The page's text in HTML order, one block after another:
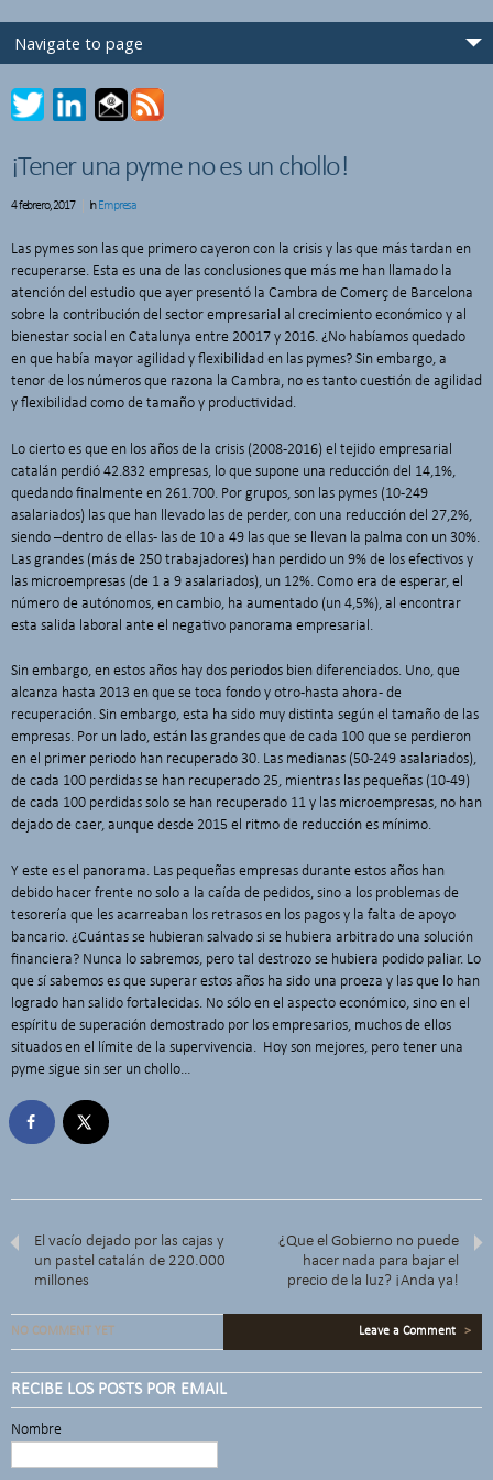
¡Tener una pyme no es un chollo!
4 febrero, 2017 In Empresa
Las pymes son las que primero cayeron con la crisis y las que más tardan en
recuperarse. Esta es una de las conclusiones que más me han llamado la
atención del estudio que ayer presentó la Cambra de Comerç de Barcelona
sobre la contribución del sector empresarial al crecimiento económico y al
bienestar social en Catalunya entre 20017 y 2016. ¿No habíamos quedado
en que había mayor agilidad y flexibilidad en las pymes? Sin embargo, a
tenor de los números que razona la Cambra, no es tanto cuestión de agilidad
y flexibilidad como de tamaño y productividad.
Lo cierto es que en los años de la crisis (2008-2016) el tejido empresarial
catalán perdió 42.832 empresas, lo que supone una reducción del 14,1%,
quedando finalmente en 261.700. Por grupos, son las pymes (10-249
asalariados) las que han llevado las de perder, con una reducción del 27,2%,
siendo –dentro de ellas- las de 10 a 49 las que se llevan la palma con un 30%.
Las grandes (más de 250 trabajadores) han perdido un 9% de los efectivos y
las microempresas (de 1 a 9 asalariados), un 12%. Como era de esperar, el
número de autónomos, en cambio, ha aumentado (un 4,5%), al encontrar
esta salida laboral ante el negativo panorama empresarial.
Sin embargo, en estos años hay dos periodos bien diferenciados. Uno, que
alcanza hasta 2013 en que se toca fondo y otro -hasta ahora- de
recuperación. Sin embargo, esta ha sido muy distinta según el tamaño de las
empresas. Por un lado, están las grandes que de cada 100 que se perdieron
en el primer periodo han recuperado 30. Las medianas (50-249 asalariados),
de cada 100 perdidas se han recuperado 25, mientras las pequeñas (10-49)
de cada 100 perdidas solo se han recuperado 11 y las microempresas, no han
dejado de caer, aunque desde 2015 el ritmo de reducción es mínimo.
Y este es el panorama. Las pequeñas empresas durante estos años han
debido hacer frente no solo a la caída de pedidos, sino a los problemas de
tesorería que les acarreaban los retrasos en los pagos y la falta de apoyo
bancario. ¿Cuántas se hubieran salvado si se hubiera arbitrado una solución
financiera? Nunca lo sabremos, pero tal destrozo se hubiera podido paliar. Lo
que sí sabemos es que superar estos años ha sido una proeza y las que lo han
logrado han salido fortalecidas. No sólo en el aspecto económico, sino en el
espíritu de superación demostrado por los empresarios, muchos de ellos
situados en el límite de la supervivencia. Hoy son mejores, pero tener una
pyme sigue sin ser un chollo…
El vacío dejado por las cajas y
un pastel catalán de 220.000
millones
¿Que el Gobierno no puede
hacer nada para bajar el
precio de la luz? ¡Anda ya!
NO COMMENT YET Leave a Comment >
RECIBE LOS POSTS POR EMAIL
Nombre